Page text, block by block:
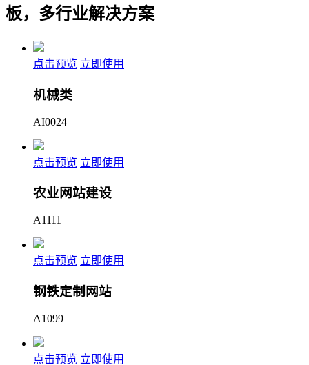
板，多行业解决方案
点击预览 立即使用
机械类
AI0024
点击预览 立即使用
农业网站建设
A1111
点击预览 立即使用
钢铁定制网站
A1099
点击预览 立即使用